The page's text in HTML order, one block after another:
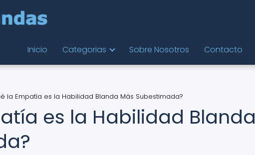
Inicio Categorias Sobre Nosotros Contacto
la Empatía es la Habilidad Blanda Más Subestimada?
es la Habilidad Blanda